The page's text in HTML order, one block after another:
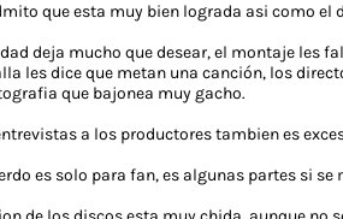
que esta muy bien lograda asi como el
deja mucho que desear, el montaje les
les dice que metan una canción, los
que bajonea muy gacho.
a los productores tambien es
es solo para fan, es algunas partes si